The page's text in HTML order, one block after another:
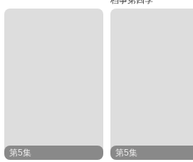
第5集
第5集